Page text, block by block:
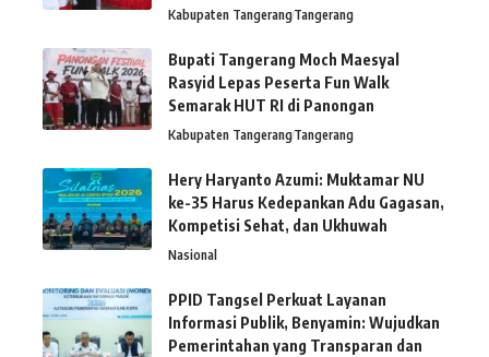
Kabupaten TangerangTangerang
Bupati Tangerang Moch Maesyal
Rasyid Lepas Peserta Fun Walk
Semarak HUT RI di Panongan
Kabupaten TangerangTangerang
Hery Haryanto Azumi: Muktamar NU
ke-35 Harus Kedepankan Adu Gagasan,
Kompetisi Sehat, dan Ukhuwah
Nasional
PPID Tangsel Perkuat Layanan
Informasi Publik, Benyamin: Wujudkan
Pemerintahan yang Transparan dan